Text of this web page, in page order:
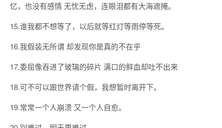
忆，也没有感情 无忧无虑，连眼泪都有大海遮掩。
15.谁我都不想等了，以后就等红灯等雨停等死。
16.我假装无所谓 却发现你是真的不在乎
17.委屈像吞进了玻璃的碎片 满口的鲜血却吐不出来
18.可不可以跟世界请个假，我想暂时离开下。
19.常常一个人崩溃 又一个人自愈。